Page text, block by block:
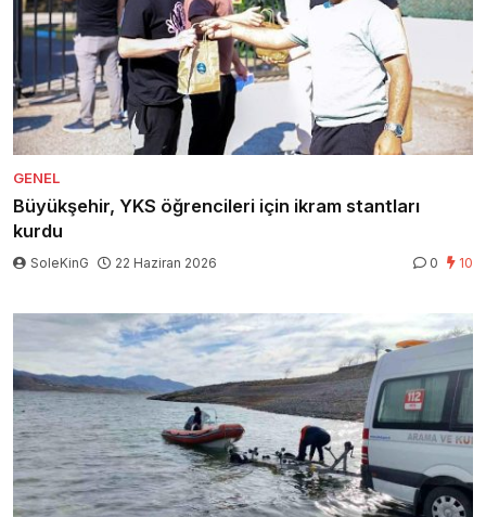
GENEL
Büyükşehir, YKS öğrencileri için ikram stantları
kurdu
SoleKinG 22 Haziran 2026 0 10